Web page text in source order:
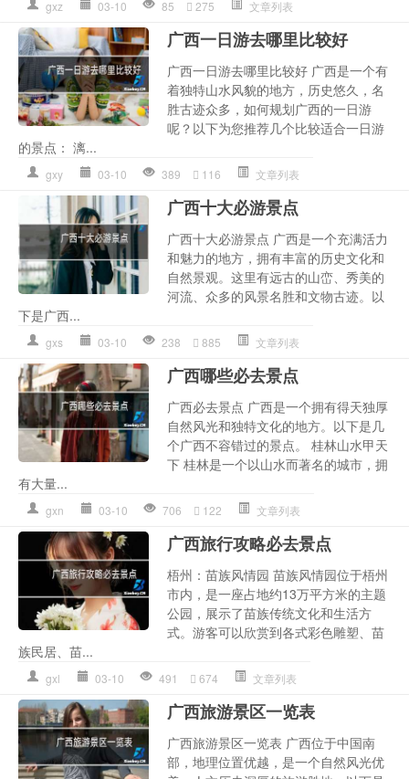
gxz 03-10 85 275 文章列表
广西一日游去哪里比较好
广西一日游去哪里比较好 广西是一个有
着独特山水风貌的地方，历史悠久，名
胜古迹众多，如何规划广西的一日游
呢？以下为您推荐几个比较适合一日游
的景点： 漓...
gxy 03-10 389 116 文章列表
广西十大必游景点
广西十大必游景点 广西是一个充满活力
和魅力的地方，拥有丰富的历史文化和
自然景观。这里有远古的山峦、秀美的
河流、众多的风景名胜和文物古迹。以
下是广西...
gxs 03-10 238 885 文章列表
广西哪些必去景点
广西必去景点 广西是一个拥有得天独厚
自然风光和独特文化的地方。以下是几
个广西不容错过的景点。 桂林山水甲天
下 桂林是一个以山水而著名的城市，拥
有大量...
gxn 03-10 706 122 文章列表
广西旅行攻略必去景点
梧州：苗族风情园 苗族风情园位于梧州
市内，是一座占地约13万平方米的主题
公园，展示了苗族传统文化和生活方
式。游客可以欣赏到各式彩色雕塑、苗
族民居、苗...
gxl 03-10 491 674 文章列表
广西旅游景区一览表
广西旅游景区一览表 广西位于中国南
部，地理位置优越，是一个自然风光优